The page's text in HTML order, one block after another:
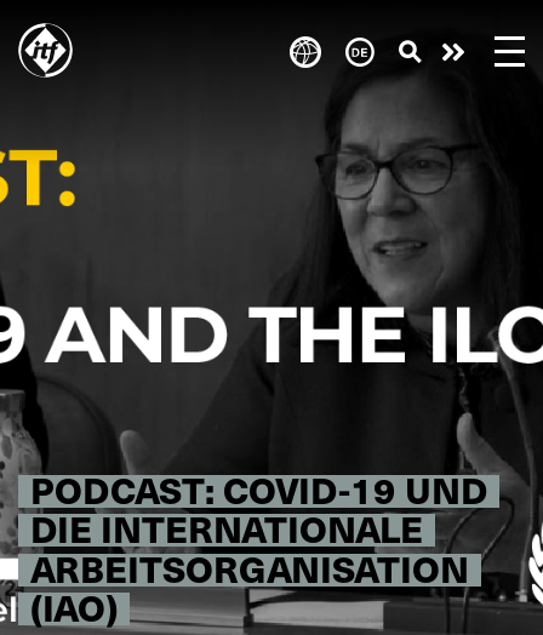
main
PODCAST: COVID-19 UND
DIE INTERNATIONALE
ARBEITSORGANISATION
(IAO)